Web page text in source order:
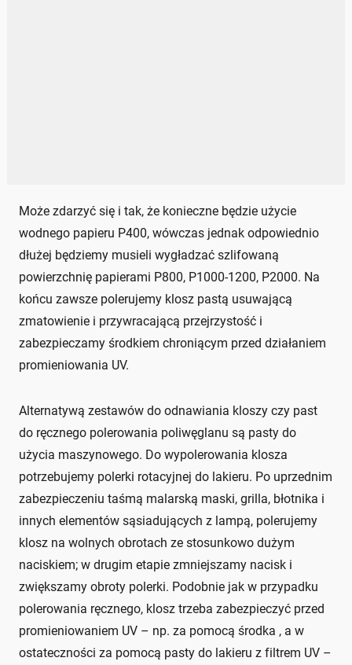
Może zdarzyć się i tak, że konieczne będzie użycie
wodnego papieru P400, wówczas jednak odpowiednio
dłużej będziemy musieli wygładzać szlifowaną
powierzchnię papierami P800, P1000-1200, P2000. Na
końcu zawsze polerujemy klosz pastą usuwającą
zmatowienie i przywracającą przejrzystość i
zabezpieczamy środkiem chroniącym przed działaniem
promieniowania UV.
Alternatywą zestawów do odnawiania kloszy czy past
do ręcznego polerowania poliwęglanu są pasty do
użycia maszynowego. Do wypolerowania klosza
potrzebujemy polerki rotacyjnej do lakieru. Po uprzednim
zabezpieczeniu taśmą malarską maski, grilla, błotnika i
innych elementów sąsiadujących z lampą, polerujemy
klosz na wolnych obrotach ze stosunkowo dużym
naciskiem; w drugim etapie zmniejszamy nacisk i
zwiększamy obroty polerki. Podobnie jak w przypadku
polerowania ręcznego, klosz trzeba zabezpieczyć przed
promieniowaniem UV – np. za pomocą środka , a w
ostateczności za pomocą pasty do lakieru z filtrem UV –